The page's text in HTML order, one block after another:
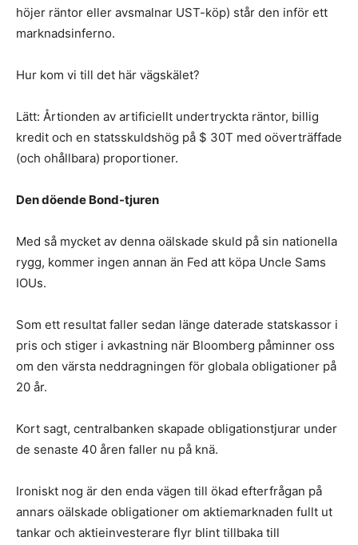
höjer räntor eller avsmalnar UST-köp) står den inför ett
marknadsinferno.
Hur kom vi till det här vägskälet?
Lätt: Årtionden av artificiellt undertryckta räntor, billig
kredit och en statsskuldshög på $ 30T med oöverträffade
(och ohållbara) proportioner.
Den döende Bond-tjuren
Med så mycket av denna oälskade skuld på sin nationella
rygg, kommer ingen annan än Fed att köpa Uncle Sams
IOUs.
Som ett resultat faller sedan länge daterade statskassor i
pris och stiger i avkastning när Bloomberg påminner oss
om den värsta neddragningen för globala obligationer på
20 år.
Kort sagt, centralbanken skapade obligationstjurar under
de senaste 40 åren faller nu på knä.
Ironiskt nog är den enda vägen till ökad efterfrågan på
annars oälskade obligationer om aktiemarknaden fullt ut
tankar och aktieinvesterare flyr blint tillbaka till